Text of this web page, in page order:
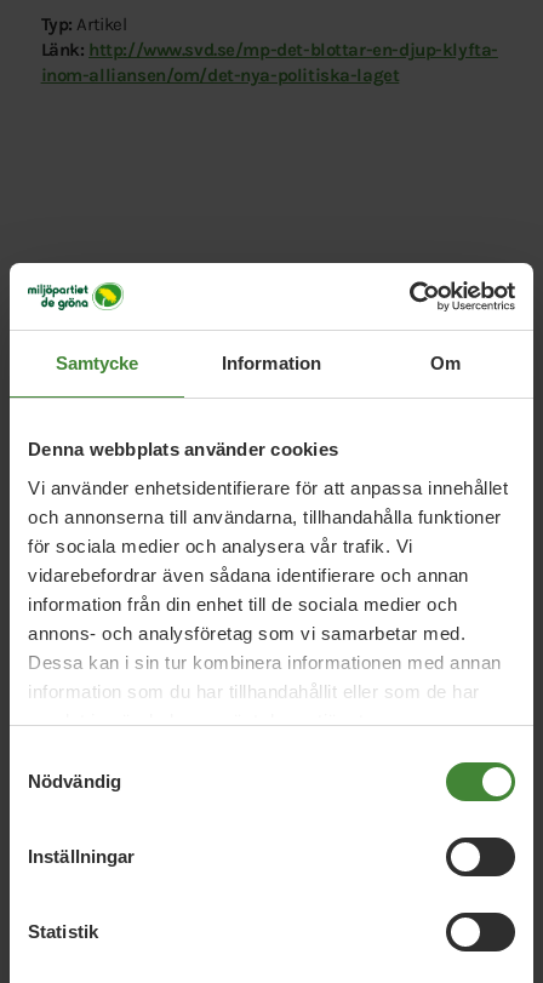
Samtycke Information Om
Denna webbplats använder cookies
Vi använder enhetsidentifierare för att anpassa innehållet
och annonserna till användarna, tillhandahålla funktioner
för sociala medier och analysera vår trafik. Vi
vidarebefordrar även sådana identifierare och annan
information från din enhet till de sociala medier och
annons- och analysföretag som vi samarbetar med.
Dessa kan i sin tur kombinera informationen med annan
information som du har tillhandahållit eller som de har
samlat in när du har använt deras tjänster.
Nödvändig
Inställningar
Statistik
Typ: Artikel
Länk: http://www.svd.se/mp-det-blottar-en-djup-klyfta-
inom-alliansen/om/det-nya-politiska-laget
Relaterade nyheter
5 augusti 2026
Miljöpartiet: Sverige måste ställa krav på
nya datacenter
Pride är över – nu fortsätter kampen för
hbtqi-personers rättigheter
30 juli 2026
Earth Overshoot Day: Naturkrisen är en
säkerhetsfråga